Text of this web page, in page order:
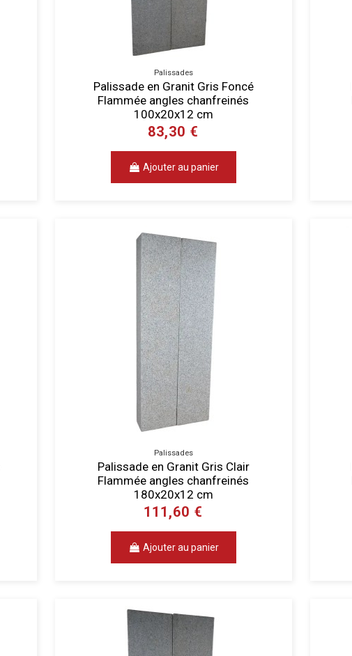
Palissades
Palissade en Granit Gris Foncé
Flammée angles chanfreinés
100x20x12 cm
83,30 €
Ajouter au panier
Palissades
Palissade en Granit Gris Clair
Flammée angles chanfreinés
180x20x12 cm
111,60 €
Ajouter au panier